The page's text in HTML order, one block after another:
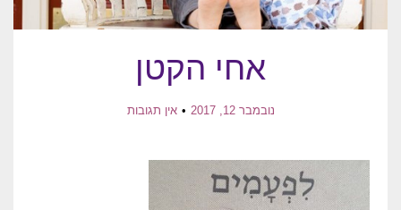
אחי הקטן
נובמבר 12, 2017 אין תגובות